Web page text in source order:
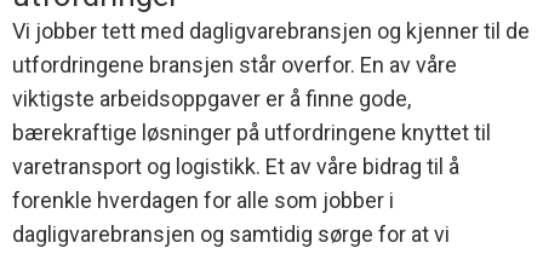
Vi jobber tett med dagligvarebransjen og kjenner til de
utfordringene bransjen står overfor. En av våre
viktigste arbeidsoppgaver er å finne gode,
bærekraftige løsninger på utfordringene knyttet til
varetransport og logistikk. Et av våre bidrag til å
forenkle hverdagen for alle som jobber i
dagligvarebransjen og samtidig sørge for at vi